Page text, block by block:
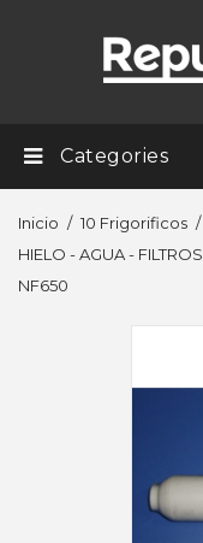
Categories
Inicio 10 Frigorificos
HIELO - AGUA - FILTROS
NF650